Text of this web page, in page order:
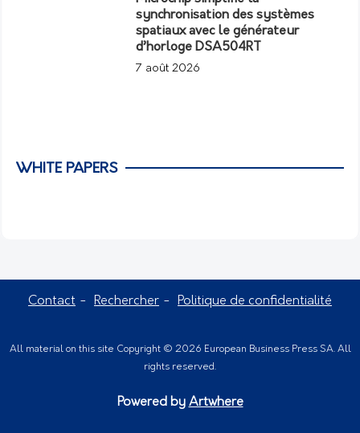
synchronisation des systèmes
spatiaux avec le générateur
d’horloge DSA504RT
7 août 2026
WHITE PAPERS
Contact Rechercher Politique de confidentialité
All material on this site Copyright © 2026 European Business Press SA. All
rights reserved.
Powered by Artwhere